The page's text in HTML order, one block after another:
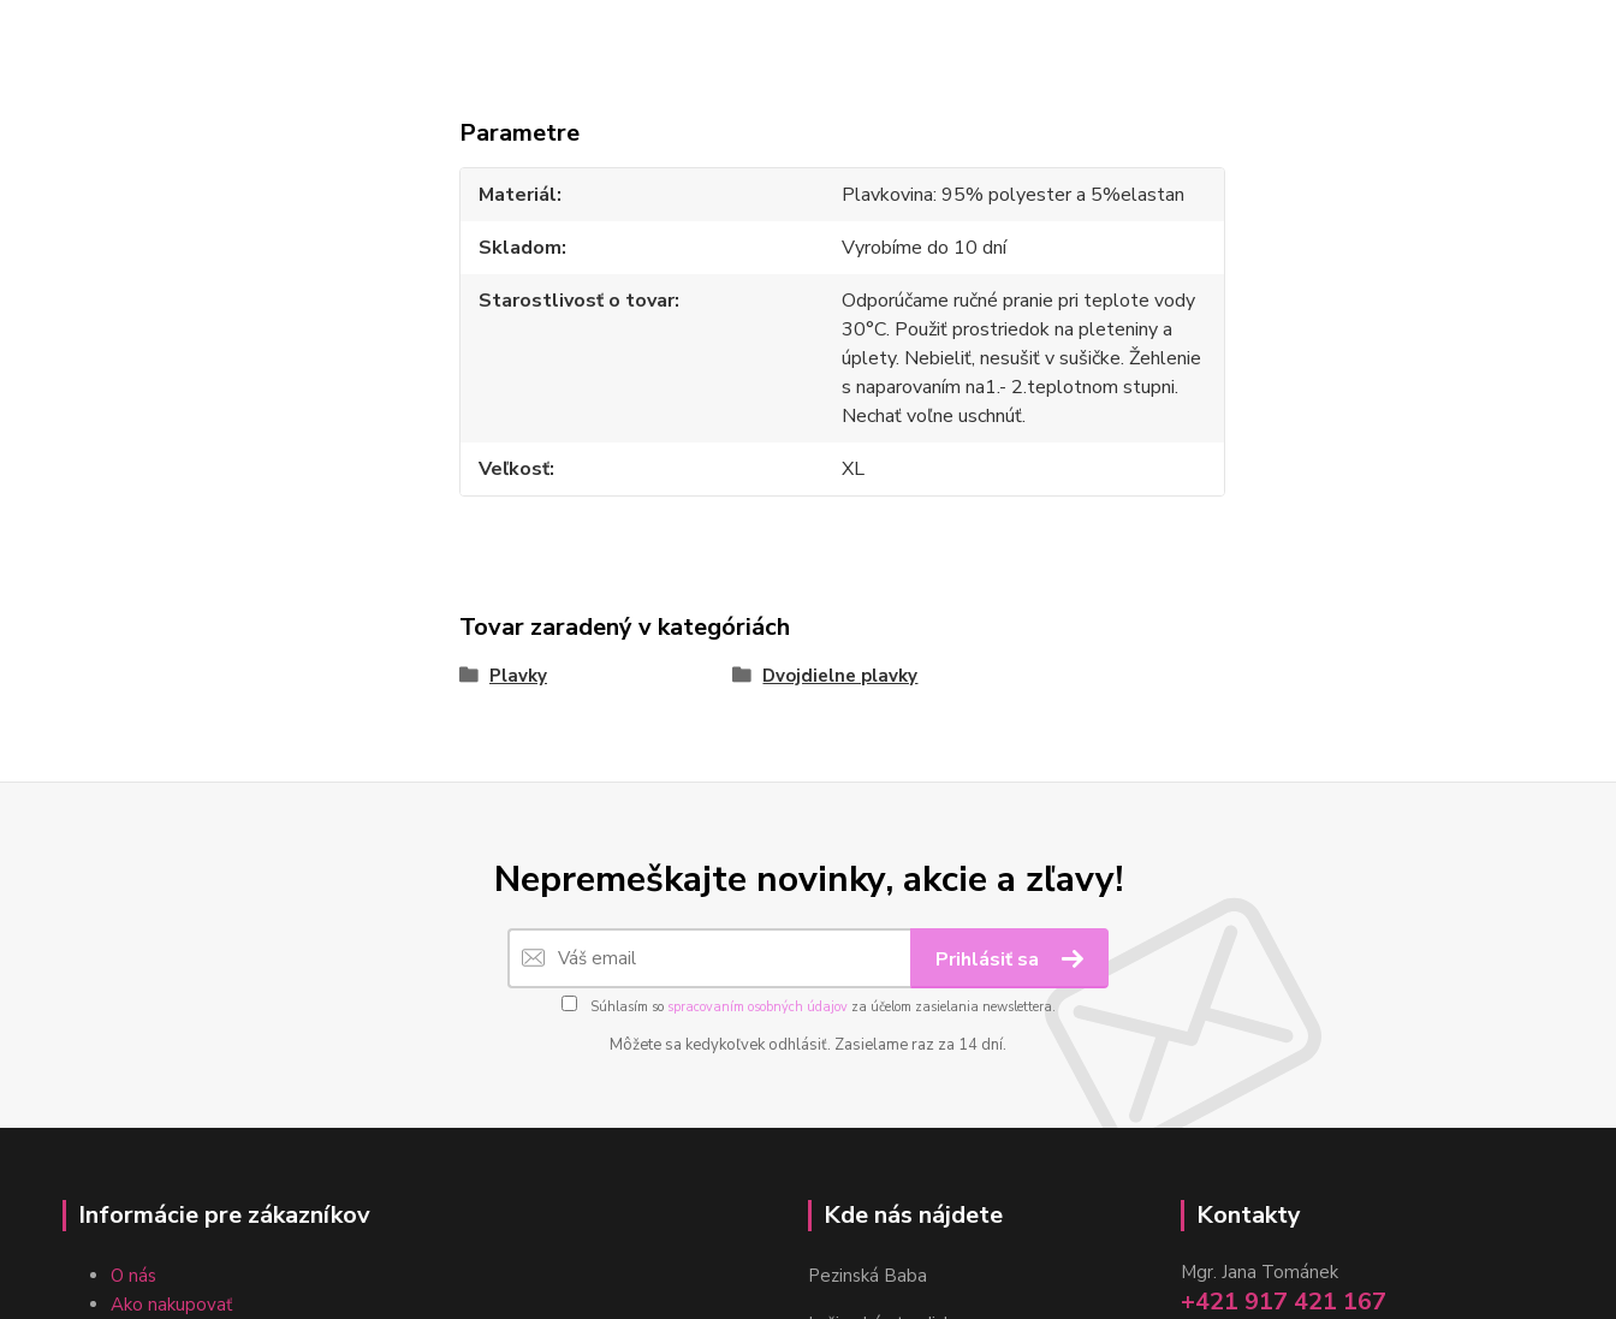
Parametre
Materiál
Plavkovina: 95% polyester a 5%elastan
Skladom
Vyrobíme do 10 dní
Starostlivosť o tovar
Odporúčame ručné pranie pri teplote vody
30°C. Použiť prostriedok na pleteniny a
úplety. Nebieliť, nesušiť v sušičke. Žehlenie
s naparovaním na1.- 2.teplotnom stupni.
Nechať voľne uschnúť.
Veľkosť
XL
Tovar zaradený v kategóriách
Plavky Dvojdielne plavky
Nepremeškajte novinky, akcie a zľavy!
Prihlásiť sa
Súhlasím so spracovaním osobných údajovza účelom zasielania newslettera.
Môžete sa kedykoľvek odhlásiť. Zasielame raz za 14 dní.
Informácie pre zákazníkov
O nás
Ako nakupovať
Kde nás nájdete
Pezinská Baba
Kontakty
Mgr. Jana Tománek
+421 917 421 167